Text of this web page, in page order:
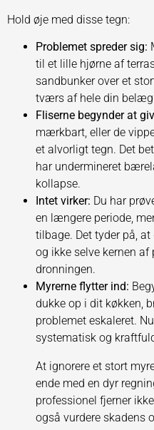
Hold øje med disse tegn:
Problemet spreder sig:
til et lille hjørne af
sandbunker over et
tværs af hele din
Fliserne begynder at
mærkbart, eller de
et alvorligt tegn. Det
har undermineret
kollapse.
Intet virker: Du har
en længere periode,
tilbage. Det tyder på,
og ikke selve kernen
dronningen.
Myrerne flytter ind:
dukke op i dit køkken,
problemet eskaleret.
systematisk og
At ignorere et stort
ende med en dyr
professionel fjerner
også vurdere skadens